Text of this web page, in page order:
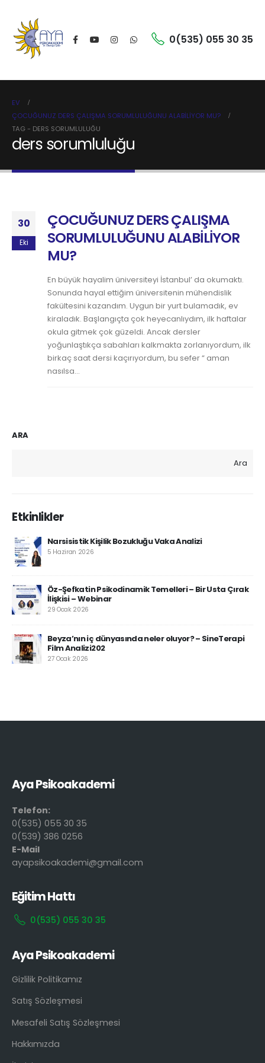
0(535) 055 30 35
EV
ÇOCUĞUNUZ DERS ÇALIŞMA SORUMLULUĞUNU ALABİLİYOR MU?
TAG - DERS SORUMLULUĞU
ders sorumluluğu
30
Eki
ÇOCUĞUNUZ DERS ÇALIŞMA
SORUMLULUĞUNU ALABİLİYOR
MU?
En büyük hayalim üniversiteyi İstanbul’ da okumaktı.
Sonunda hayal ettiğim üniversitenin mühendislik
fakültesini kazandım. Uygun bir yurt bulamadık, ev
kiraladık. Başlangıçta çok heyecanlıydım, ilk haftalar
okula gitmek çok güzeldi. Ancak dersler
yoğunlaştıkça sabahları kalkmakta zorlanıyordum, ilk
birkaç saat dersi kaçırıyordum, bu sefer “ aman
nasılsa...
ARA
Ara
Etkinlikler
Narsisistik Kişilik Bozukluğu Vaka Analizi
5 Haziran 2026
Öz-Şefkatin Psikodinamik Temelleri – Bir Usta Çırak
İlişkisi – Webinar
29 Ocak 2026
Beyza’nın iç dünyasında neler oluyor? – SineTerapi
Film Analizi202
27 Ocak 2026
Aya Psikoakademi
Telefon:
0(535) 055 30 35
0(539) 386 0256
E-Mail
ayapsikoakademi@gmail.com
Eğitim Hattı
0(535) 055 30 35
Aya Psikoakademi
Gizlilik Politikamız
Satış Sözleşmesi
Mesafeli Satış Sözleşmesi
Hakkımızda